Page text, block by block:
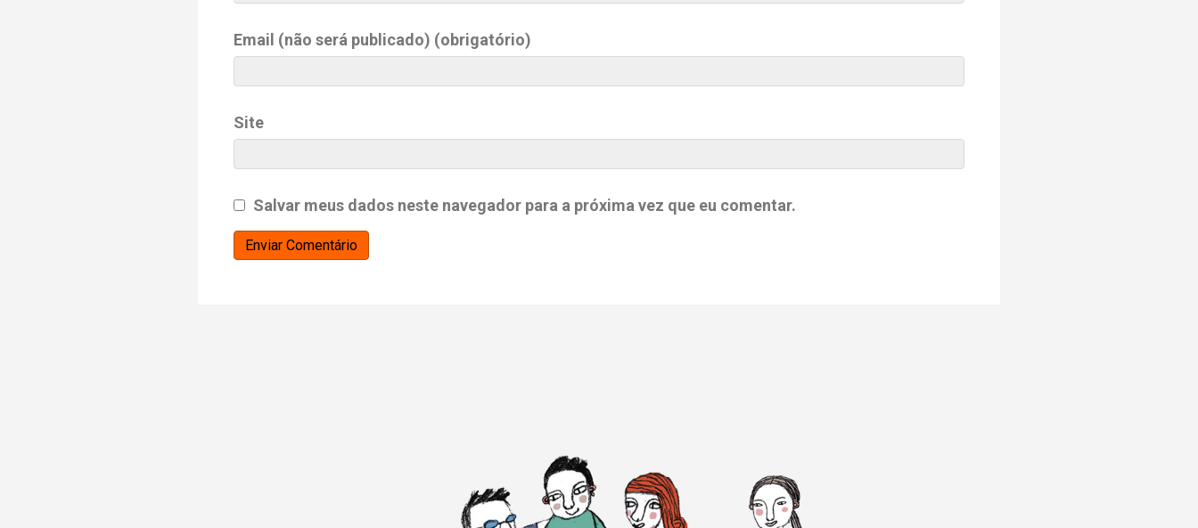
Email (não será publicado) (obrigatório)
Site
Salvar meus dados neste navegador para a próxima vez que eu comentar.